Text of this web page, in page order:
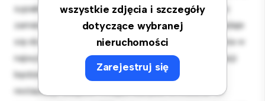
wszystkie zdjęcia i szczegóły
dotyczące wybranej
nieruchomości
Zarejestruj się
sypialniami oferuje stylową i przytulną przestrzeń do
zamieszkania. Otwarta koncepcja układu idealnie nadaje
się do rozrywki, a elegancka kuchnia jest wyposażona w
najwyższej jakości sprzęt. Dzięki doskonałej lokalizacji
będziesz zaledwie kilka kroków od najlepszych
restauracji, sklepów i miejsc rozrywki w mieście. W